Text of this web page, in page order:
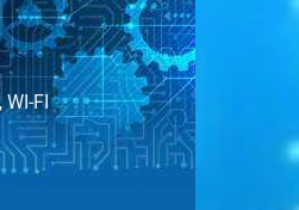
FI